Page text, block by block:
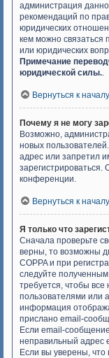
администрация
рекомендаций по
юридических
кем можно связаться
или юридических
Примечание
юридической силы..
Вернуться к началу
Почему я не могу
Возможно,
новых
адрес или запретил
конференции.
Вернуться к началу
Я только что
Сначала проверьте
верны, то возможны
COPPA и при
следуйте
требуется, чтобы
пользователями или
информация
прислано email-
Если email-
неправильный адрес
Если вы уверены,